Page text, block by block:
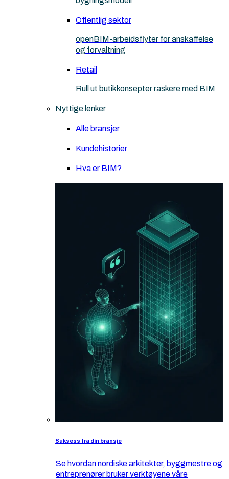
Offentlig sektor
openBIM-arbeidsflyter for anskaffelse
og forvaltning
Retail
Rull ut butikkonsepter raskere med BIM
Nyttige lenker
Alle bransjer
Kundehistorier
Hva er BIM?
Suksess fra din bransje
Se hvordan nordiske arkitekter, byggmestre og
entreprenører bruker verktøyene våre